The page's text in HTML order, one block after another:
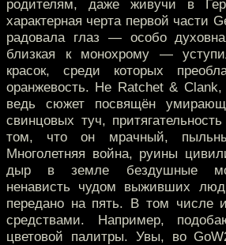
родителям, даже живучи в
характерная черта первой части
радовала глаз — особо
близкая к монохрому —
красок, среди которых
оранжевость. Не Ratchet &
ведь сюжет посвящён
свинцовых туч,
том, что он мрачный,
Многолетняя война, руины
дыр в земле бездушные
ненависть чудом выживших
передано на пять. В том числе
средствами. Например,
цветовой палитры. Увы, во